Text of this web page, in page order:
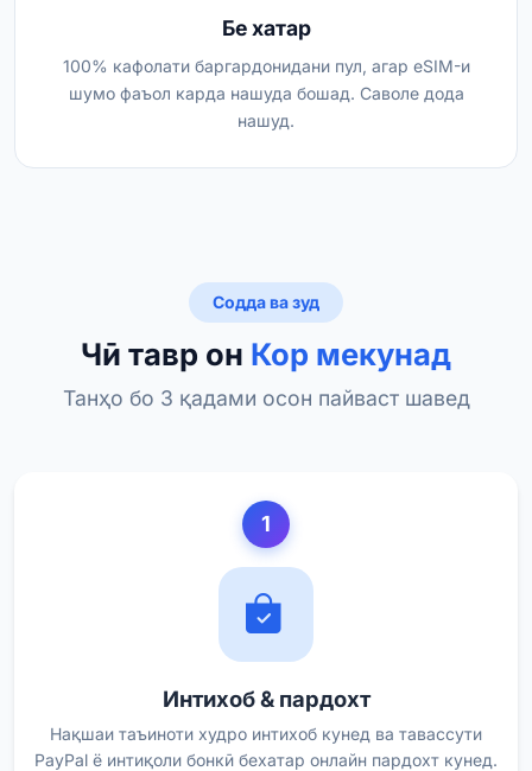
Бе хатар
100% кафолати баргардонидани пул, агар eSIM-и
шумо фаъол карда нашуда бошад. Саволе дода
нашуд.
Содда ва зуд
Чӣ тавр он Кор мекунад
Танҳо бо 3 қадами осон пайваст шавед
1
Интихоб & пардохт
Нақшаи таъиноти худро интихоб кунед ва тавассути
PayPal ё интиқоли бонкӣ бехатар онлайн пардохт кунед.